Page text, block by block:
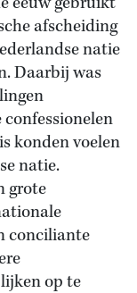
afscheiding
natie
Daarbij was
konden voelen
natie.
grote
conciliante
op te